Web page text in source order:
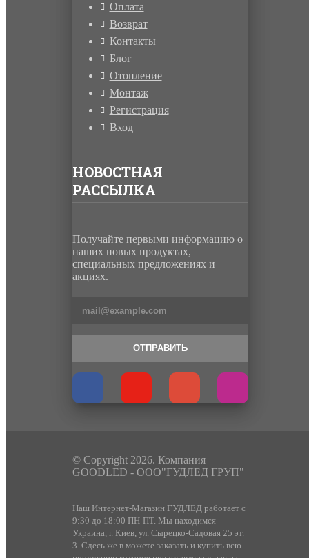
Оплата
Возврат
Контакты
Блог
Отопление
Монтаж
Регистрация
Вход
НОВОСТНАЯ
РАССЫЛКА
Получайте первыми информацию о
наших новых продуктах,
специальных предложениях и
акциях.
ОТПРАВИТЬ
© Copyright 2026. Компания
GOODLED - ООО"ГУДЛЕД ГРУП"
Наш Интернет-Магазин ГУДЛЕД работает с
9:30 до 18:00 ПН-ПТ. Мы находимся
Украина, г. Киев, ул. Сырецко-Садовая 25 эт.
3. Сдесь же в можете заказать и купить всю